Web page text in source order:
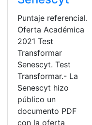
Puntaje referencial.
Oferta Académica
2021 Test
Transformar
Senescyt. Test
Transformar.- La
Senescyt hizo
público un
documento PDF
con la oferta